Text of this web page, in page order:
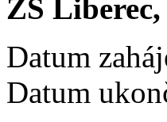
ZŠ
Datum
Datum